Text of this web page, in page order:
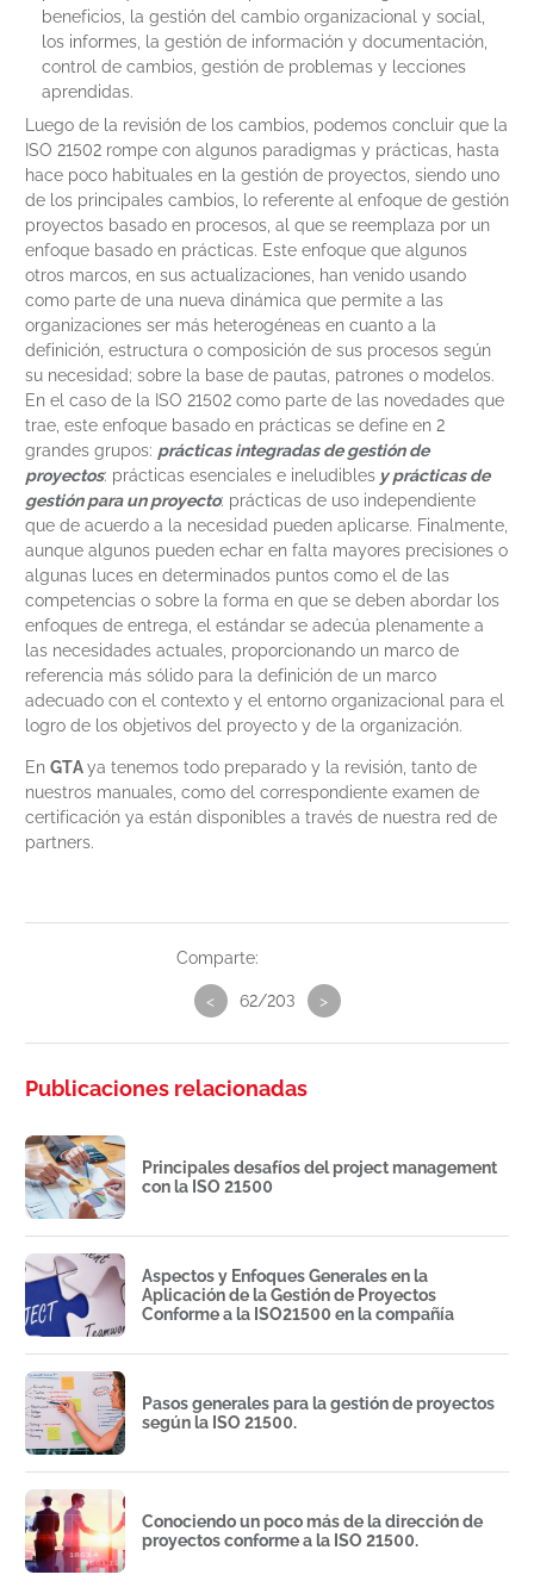
beneficios, la gestión del cambio organizacional y social,
los informes, la gestión de información y documentación,
control de cambios, gestión de problemas y lecciones
aprendidas.
Luego de la revisión de los cambios, podemos concluir que la
ISO 21502 rompe con algunos paradigmas y prácticas, hasta
hace poco habituales en la gestión de proyectos, siendo uno
de los principales cambios, lo referente al enfoque de gestión
proyectos basado en procesos, al que se reemplaza por un
enfoque basado en prácticas. Este enfoque que algunos
otros marcos, en sus actualizaciones, han venido usando
como parte de una nueva dinámica que permite a las
organizaciones ser más heterogéneas en cuanto a la
definición, estructura o composición de sus procesos según
su necesidad; sobre la base de pautas, patrones o modelos.
En el caso de la ISO 21502 como parte de las novedades que
trae, este enfoque basado en prácticas se define en 2
grandes grupos: prácticas integradas de gestión de
proyectos: prácticas esenciales e ineludibles y prácticas de
gestión para un proyecto: prácticas de uso independiente
que de acuerdo a la necesidad pueden aplicarse. Finalmente,
aunque algunos pueden echar en falta mayores precisiones o
algunas luces en determinados puntos como el de las
competencias o sobre la forma en que se deben abordar los
enfoques de entrega, el estándar se adecúa plenamente a
las necesidades actuales, proporcionando un marco de
referencia más sólido para la definición de un marco
adecuado con el contexto y el entorno organizacional para el
logro de los objetivos del proyecto y de la organización.
En GTAya tenemos todo preparado y la revisión, tanto de
nuestros manuales, como del correspondiente examen de
certificación ya están disponibles a través de nuestra red de
partners.
Comparte:
< 62/203 >
Publicaciones relacionadas
Principales desafíos del project management
con la ISO 21500
Aspectos y Enfoques Generales en la
Aplicación de la Gestión de Proyectos
Conforme a la ISO21500 en la compañía
Pasos generales para la gestión de proyectos
según la ISO 21500.
Conociendo un poco más de la dirección de
proyectos conforme a la ISO 21500.